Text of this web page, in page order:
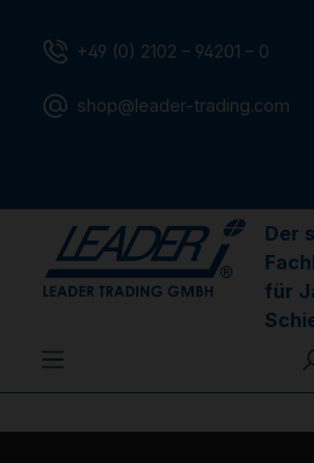
+49 (0) 2102 – 94201 – 0
shop@leader-trading.com
Der
für